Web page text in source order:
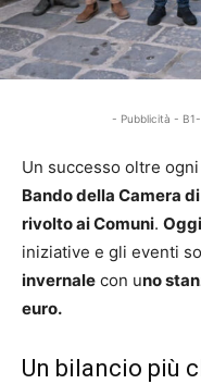
- Pubblicità - B1-
Un successo oltre
Bando della Camera
rivolto ai Comuni.
iniziative e gli eventi
invernale con uno
euro.
Un bilancio più